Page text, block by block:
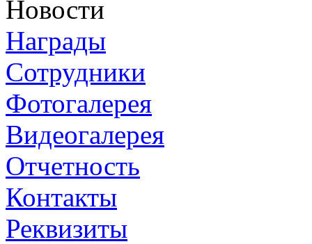
Новости
Награды
Сотрудники
Фотогалерея
Видеогалерея
Отчетность
Контакты
Реквизиты